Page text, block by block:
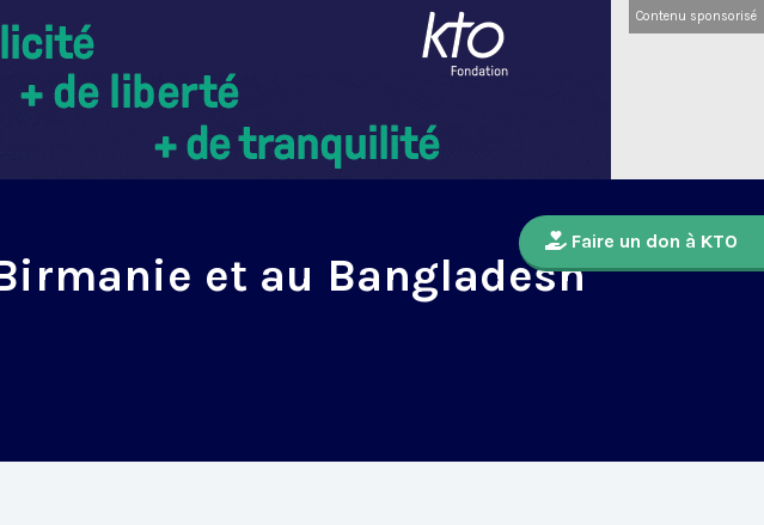
Contenu sponsorisé
Faire un don à KTO
et au Bangladesh